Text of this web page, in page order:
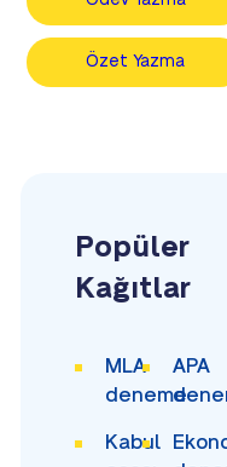
Özet Yazma
Popüler
Kağıtlar
MLA
deneme
APA
Kabul